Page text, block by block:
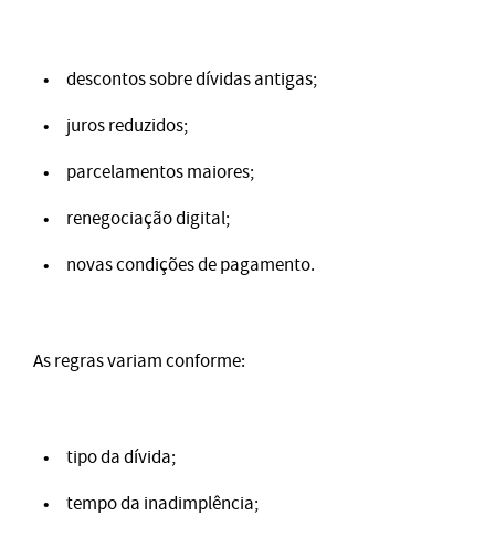
descontos sobre dívidas antigas;
juros reduzidos;
parcelamentos maiores;
renegociação digital;
novas condições de pagamento.
As regras variam conforme:
tipo da dívida;
tempo da inadimplência;